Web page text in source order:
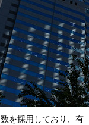
を採用しており、有